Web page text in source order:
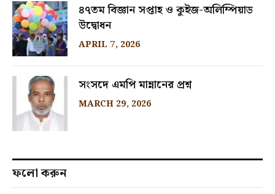
৪৭তম বিজ্ঞান সপ্তাহ ও কুইজ-অলিম্পিয়াড
উদ্বোধন
APRIL 7, 2026
সংসদে এমপি মান্নানের প্রশ্ন
MARCH 29, 2026
ফলো করুন